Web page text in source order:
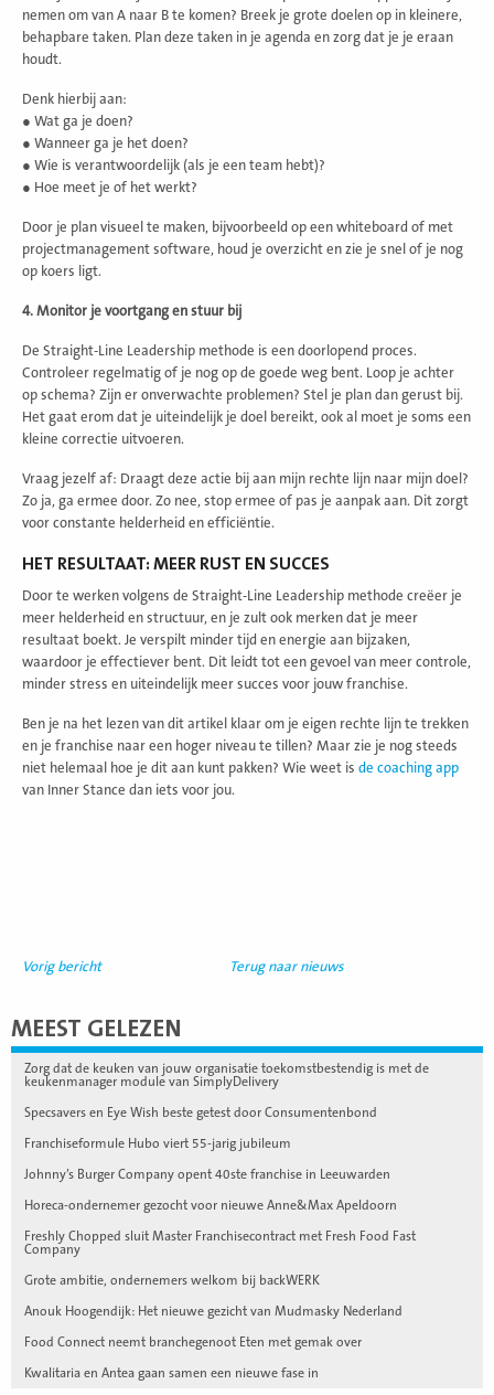
nemen om van A naar B te komen? Breek je grote doelen op in kleinere,
behapbare taken. Plan deze taken in je agenda en zorg dat je je eraan
houdt.
Denk hierbij aan:
● Wat ga je doen?
● Wanneer ga je het doen?
● Wie is verantwoordelijk (als je een team hebt)?
● Hoe meet je of het werkt?
Door je plan visueel te maken, bijvoorbeeld op een whiteboard of met
projectmanagement software, houd je overzicht en zie je snel of je nog
op koers ligt.
4. Monitor je voortgang en stuur bij
De Straight-Line Leadership methode is een doorlopend proces.
Controleer regelmatig of je nog op de goede weg bent. Loop je achter
op schema? Zijn er onverwachte problemen? Stel je plan dan gerust bij.
Het gaat erom dat je uiteindelijk je doel bereikt, ook al moet je soms een
kleine correctie uitvoeren.
Vraag jezelf af: Draagt deze actie bij aan mijn rechte lijn naar mijn doel?
Zo ja, ga ermee door. Zo nee, stop ermee of pas je aanpak aan. Dit zorgt
voor constante helderheid en efficiëntie.
HET RESULTAAT: MEER RUST EN SUCCES
Door te werken volgens de Straight-Line Leadership methode creëer je
meer helderheid en structuur, en je zult ook merken dat je meer
resultaat boekt. Je verspilt minder tijd en energie aan bijzaken,
waardoor je effectiever bent. Dit leidt tot een gevoel van meer controle,
minder stress en uiteindelijk meer succes voor jouw franchise.
Ben je na het lezen van dit artikel klaar om je eigen rechte lijn te trekken
en je franchise naar een hoger niveau te tillen? Maar zie je nog steeds
niet helemaal hoe je dit aan kunt pakken? Wie weet is de coaching app
van Inner Stance dan iets voor jou.
Vorig bericht Terug naar nieuws
MEEST GELEZEN
Zorg dat de keuken van jouw organisatie toekomstbestendig is met de
keukenmanager module van SimplyDelivery
Specsavers en Eye Wish beste getest door Consumentenbond
Franchiseformule Hubo viert 55-jarig jubileum
Johnny’s Burger Company opent 40ste franchise in Leeuwarden
Horeca-ondernemer gezocht voor nieuwe Anne&Max Apeldoorn
Freshly Chopped sluit Master Franchisecontract met Fresh Food Fast
Company
Grote ambitie, ondernemers welkom bij backWERK
Anouk Hoogendijk: Het nieuwe gezicht van Mudmasky Nederland
Food Connect neemt branchegenoot Eten met gemak over
Kwalitaria en Antea gaan samen een nieuwe fase in